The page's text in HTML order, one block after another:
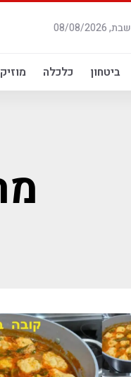
שבת, 08/08/2026
ביטחון כלכלה